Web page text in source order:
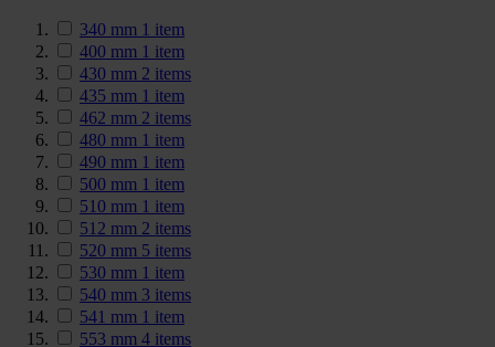
340 mm 1 item
400 mm 1 item
430 mm 2 items
435 mm 1 item
462 mm 2 items
480 mm 1 item
490 mm 1 item
500 mm 1 item
510 mm 1 item
512 mm 2 items
520 mm 5 items
530 mm 1 item
540 mm 3 items
541 mm 1 item
553 mm 4 items